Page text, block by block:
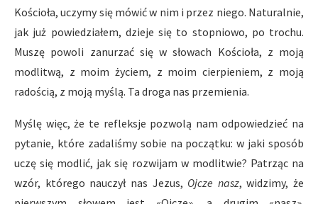
Kościoła, uczymy się mówić w nim i przez niego. Naturalnie,
jak już powiedziałem, dzieje się to stopniowo, po trochu.
Muszę powoli zanurzać się w słowach Kościoła, z moją
modlitwą, z moim życiem, z moim cierpieniem, z moją
radością, z moją myślą. Ta droga nas przemienia.
Myślę więc, że te refleksje pozwolą nam odpowiedzieć na
pytanie, które zadaliśmy sobie na początku: w jaki sposób
uczę się modlić, jak się rozwijam w modlitwie? Patrząc na
wzór, którego nauczył nas Jezus, Ojcze nasz, widzimy, że